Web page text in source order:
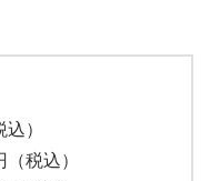
）
税込）